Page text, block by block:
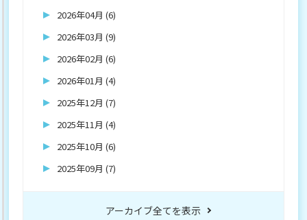
2026年04月 (6)
2026年03月 (9)
2026年02月 (6)
2026年01月 (4)
2025年12月 (7)
2025年11月 (4)
2025年10月 (6)
2025年09月 (7)
アーカイブ全てを表示